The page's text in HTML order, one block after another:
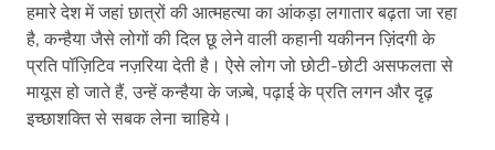
हमारे देश में जहां छात्रों की आत्महत्या का आंकड़ा लगातार बढ़ता जा रहा
है, कन्हैया जैसे लोगों की दिल छू लेने वाली कहानी यकीनन ज़िंदगी के
प्रति पॉज़िटिव नज़रिया देती है। ऐसे लोग जो छोटी-छोटी असफलता से
मायूस हो जाते हैं, उन्हें कन्हैया के जज़्बे, पढ़ाई के प्रति लगन और दृढ़
इच्छाशक्ति से सबक लेना चाहिये।